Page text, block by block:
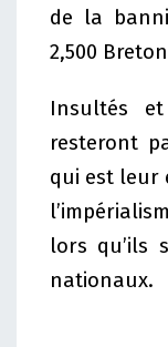
de la
2,500
Insultés
resteront
qui est leur
lors qu’ils
nationaux.